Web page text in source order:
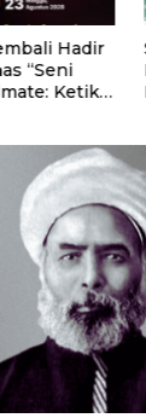
Hadir
“Seni
Ketika